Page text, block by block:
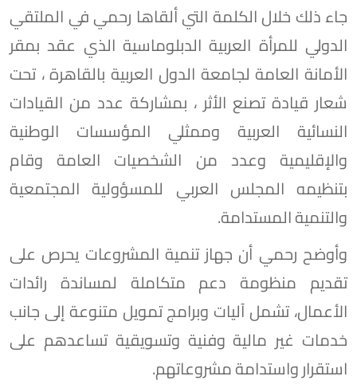
جاء ذلك خلال الكلمة التي ألقاها رحمي في الملتقي
الدولي للمرأة العربية الدبلوماسية الذي عقد بمقر
الأمانة العامة لجامعة الدول العربية بالقاهرة ، تحت
شعار قيادة تصنع الأثر ، بمشاركة عدد من القيادات
النسائية العربية وممثلي المؤسسات الوطنية
والإقليمية وعدد من الشخصيات العامة وقام
بتنظيمه المجلس العربي للمسؤولية المجتمعية
والتنمية المستدامة.
وأوضح رحمي أن جهاز تنمية المشروعات يحرص على
تقديم منظومة دعم متكاملة لمساندة رائدات
الأعمال، تشمل آليات وبرامج تمويل متنوعة إلى جانب
خدمات غير مالية وفنية وتسويقية تساعدهم على
استقرار واستدامة مشروعاتهم.